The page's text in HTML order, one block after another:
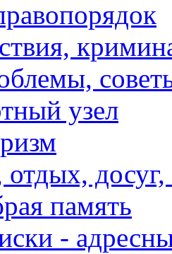
узел
отдых,
память
-